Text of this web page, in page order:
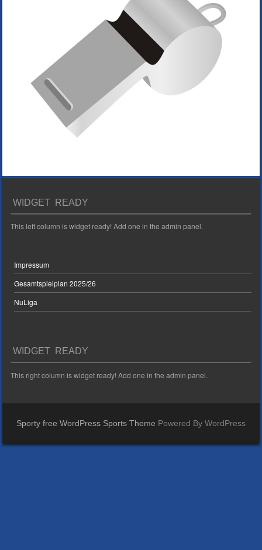
WIDGET READY
This left column is widget ready! Add one in the admin panel.
Impressum
Gesamtspielplan 2025/26
NuLiga
WIDGET READY
This right column is widget ready! Add one in the admin panel.
Sporty free WordPress Sports Theme Powered By WordPress